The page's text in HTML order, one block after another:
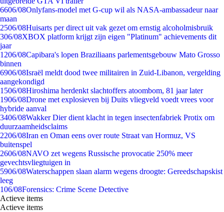
6606/08Onlyfans-model met G-cup wil als NASA-ambassadeur naar
maan
2506/08Huisarts per direct uit vak gezet om ernstig alcoholmisbruik
306/08XBOX platform krijgt zijn eigen "Platinum" achievements dit
jaar
1206/08Capibara's lopen Braziliaans parlementsgebouw Mato Grosso
binnen
6906/08Israël meldt dood twee militairen in Zuid-Libanon, vergelding
aangekondigd
1506/08Hiroshima herdenkt slachtoffers atoombom, 81 jaar later
1906/08Drone met explosieven bij Duits vliegveld voedt vrees voor
hybride aanval
3406/08Wakker Dier dient klacht in tegen insectenfabriek Protix om
duurzaamheidsclaims
2206/08Iran en Oman eens over route Straat van Hormuz, VS
buitenspel
2606/08NAVO zet wegens Russische provocatie 250% meer
gevechtsvliegtuigen in
5906/08Waterschappen slaan alarm wegens droogte: Gereedschapskist
leeg
106/08Forensics: Crime Scene Detective
Actieve items
Actieve items